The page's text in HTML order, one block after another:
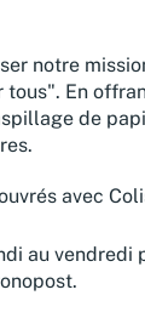
notre
En
de
avec
au vendredi